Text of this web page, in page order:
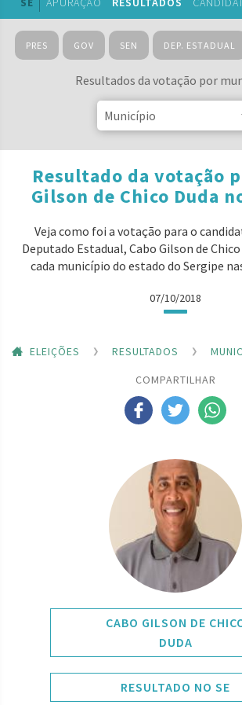
PRES GOV SEN DEP. ESTADUAL
Resultados da votação por
Resultado da votação
Gilson de Chico Duda
Veja como foi a votação para o
Deputado Estadual, Cabo Gilson de Chico
cada município do estado do Sergipe
07/10/2018
ELEIÇÕES RESULTADOS
COMPARTILHAR
CABO GILSON DE
DUDA
RESULTADO NO SE